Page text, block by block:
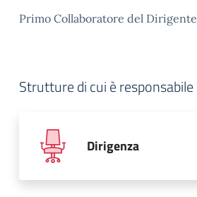
Primo Collaboratore del Dirigente
Strutture di cui è responsabile
Dirigenza